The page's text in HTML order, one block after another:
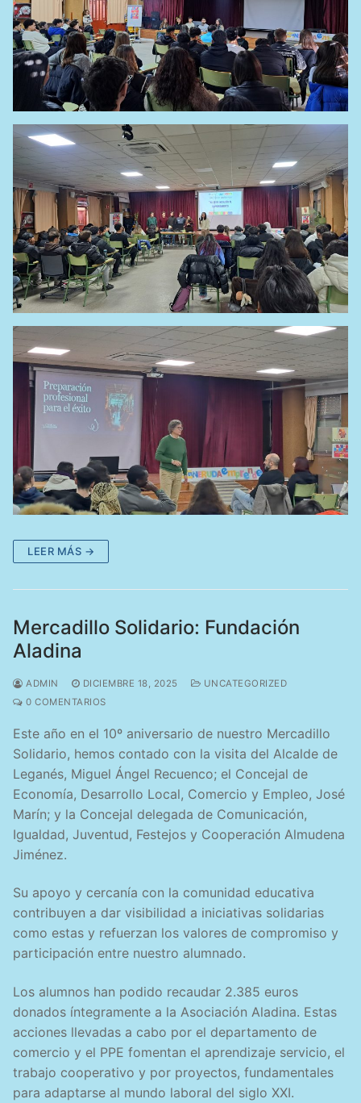
LEER MÁS →
Mercadillo Solidario: Fundación
Aladina
ADMIN DICIEMBRE 18, 2025
UNCATEGORIZED
0 COMENTARIOS
Este año en el 10º aniversario de nuestro Mercadillo
Solidario, hemos contado con la visita del Alcalde de
Leganés, Miguel Ángel Recuenco; el Concejal de
Economía, Desarrollo Local, Comercio y Empleo, José
Marín; y la Concejal delegada de Comunicación,
Igualdad, Juventud, Festejos y Cooperación Almudena
Jiménez.
Su apoyo y cercanía con la comunidad educativa
contribuyen a dar visibilidad a iniciativas solidarias
como estas y refuerzan los valores de compromiso y
participación entre nuestro alumnado.
Los alumnos han podido recaudar 2.385 euros
donados íntegramente a la Asociación Aladina. Estas
acciones llevadas a cabo por el departamento de
comercio y el PPE fomentan el aprendizaje servicio, el
trabajo cooperativo y por proyectos, fundamentales
para adaptarse al mundo laboral del siglo XXI.